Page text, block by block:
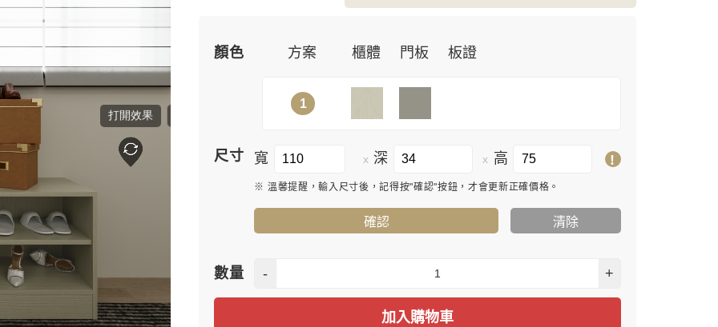
顏色 方案 櫃體 門板 板證
1
尺寸 寬 x 深 x 高 !
※ 溫馨提醒，輸入尺寸後，記得按"確認"按鈕，才會更新正確價格。
確認 清除
數量 - +
加入購物車